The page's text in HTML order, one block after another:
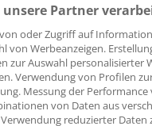
Pflanzen.
incanus).
mit einem
natürlichen
Münster in einer
Partner
oder Zugriff auf
von Werbeanzeigen.
zur Auswahl personalisierter
Verwendung von Profilen
Messung der
von Daten aus
reduzierter